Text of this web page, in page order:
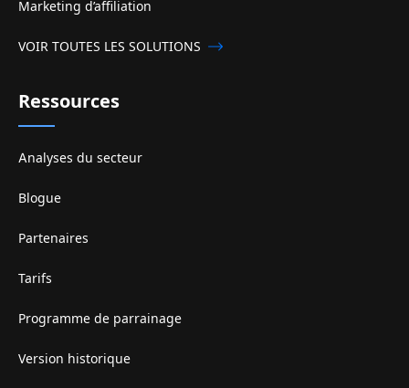
Marketing d’affiliation
VOIR TOUTES LES SOLUTIONS
Ressources
Analyses du secteur
Blogue
Partenaires
Tarifs
Programme de parrainage
Version historique